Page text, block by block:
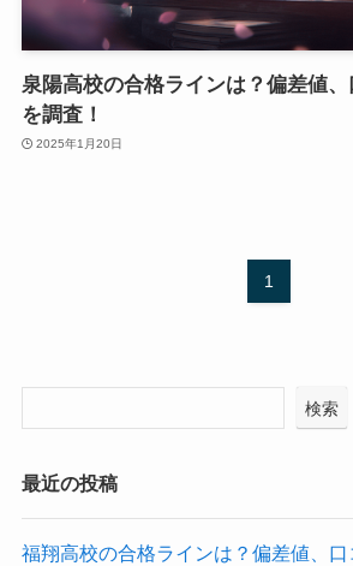
泉陽高校の合格ラインは？偏差値
を調査！
2025年1月20日
1
検索
最近の投稿
福翔高校の合格ラインは？偏差値、